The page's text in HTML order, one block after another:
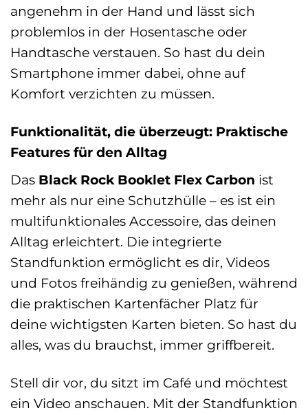
angenehm in der Hand und lässt sich
problemlos in der Hosentasche oder
Handtasche verstauen. So hast du dein
Smartphone immer dabei, ohne auf
Komfort verzichten zu müssen.
Funktionalität, die überzeugt: Praktische
Features für den Alltag
Das Black Rock Booklet Flex Carbon ist
mehr als nur eine Schutzhülle – es ist ein
multifunktionales Accessoire, das deinen
Alltag erleichtert. Die integrierte
Standfunktion ermöglicht es dir, Videos
und Fotos freihändig zu genießen, während
die praktischen Kartenfächer Platz für
deine wichtigsten Karten bieten. So hast du
alles, was du brauchst, immer griffbereit.
Stell dir vor, du sitzt im Café und möchtest
ein Video anschauen. Mit der Standfunktion